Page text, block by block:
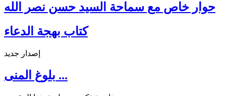
حوار خاص مع سماحة السيد حسن نصر الله
كتاب بهجة الدعاء
إصدار جديد
بلوغ المنى ...